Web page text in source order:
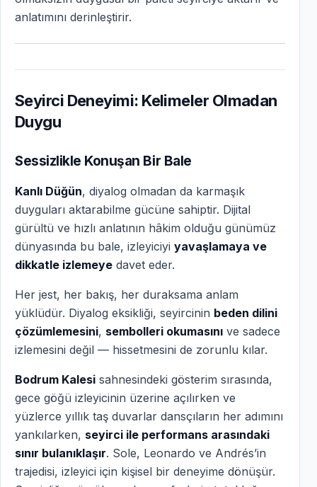
anlatımını derinleştirir.
Seyirci Deneyimi: Kelimeler Olmadan
Duygu
Sessizlikle Konuşan Bir Bale
Kanlı Düğün, diyalog olmadan da karmaşık
duyguları aktarabilme gücüne sahiptir. Dijital
gürültü ve hızlı anlatının hâkim olduğu günümüz
dünyasında bu bale, izleyiciyi yavaşlamaya ve
dikkatle izlemeye davet eder.
Her jest, her bakış, her duraksama anlam
yüklüdür. Diyalog eksikliği, seyircinin beden dilini
çözümlemesini, sembolleri okumasını ve sadece
izlemesini değil — hissetmesini de zorunlu kılar.
Bodrum Kalesi sahnesindeki gösterim sırasında,
gece göğü izleyicinin üzerine açılırken ve
yüzlerce yıllık taş duvarlar dansçıların her adımını
yankılarken, seyirci ile performans arasındaki
sınır bulanıklaşır. Sole, Leonardo ve Andrés’in
trajedisi, izleyici için kişisel bir deneyime dönüşür.